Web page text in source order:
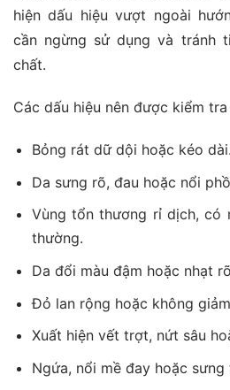
hiện dấu hiệu vượt ngoài
cần ngừng sử dụng và tránh
chất.
Các dấu hiệu nên được kiểm
Bỏng rát dữ dội hoặc kéo dài.
Da sưng rõ, đau hoặc nổi
Vùng tổn thương rỉ dịch, có
thường.
Da đổi màu đậm hoặc nhạt
Đỏ lan rộng hoặc không
Xuất hiện vết trợt, nứt sâu
Ngứa, nổi mề đay hoặc sưng